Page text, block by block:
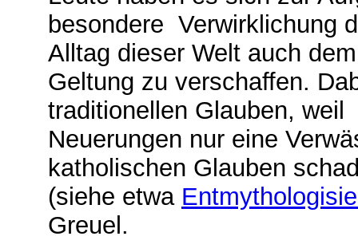
besondere Verwirklichung
Alltag dieser Welt auch
Geltung zu verschaffen.
traditionellen Glauben,
Neuerungen nur eine
katholischen Glauben
(siehe etwa
Greuel.